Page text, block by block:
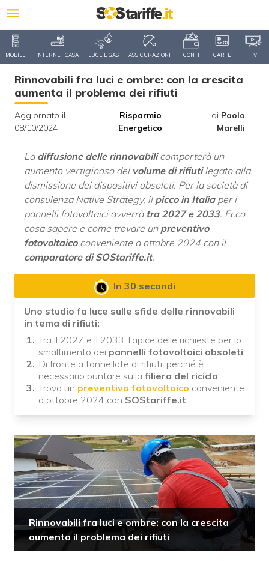
MOBILE INTERNET CASA LUCE E GAS ASSICURAZIONI CONTI CARTE TV
Rinnovabili fra luci e ombre: con la crescita
aumenta il problema dei rifiuti
Aggiornato il
08/10/2024
Risparmio
Energetico
di Paolo
Marelli
La diffusione delle rinnovabilicomporterà un
aumento vertiginoso del volume di rifiutilegato alla
dismissione dei dispositivi obsoleti. Per la società di
consulenza Native Strategy, il picco in Italiaper i
pannelli fotovoltaici avverrà tra 2027 e 2033. Ecco
cosa sapere e come trovare un preventivo
fotovoltaicoconveniente a ottobre 2024 con il
comparatore di SOStariffe.it.
In 30 secondi
Uno studio fa luce sulle sfide delle rinnovabili
in tema di rifiuti:
Tra il 2027 e il 2033, l'apice delle richieste per lo
smaltimento dei pannelli fotovoltaici obsoleti
Di fronte a tonnellate di rifiuti, perché è
necessario puntare sulla filiera del riciclo
Trova un preventivo fotovoltaico conveniente
a ottobre 2024 con SOStariffe.it
Rinnovabili fra luci e ombre: con la crescita
aumenta il problema dei rifiuti